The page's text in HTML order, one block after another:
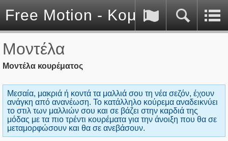
Free Motion - Κομμωτήριο -
Μοντέλα
Μοντέλα κουρέματος
Μεσαία, μακριά ή κοντά τα μαλλιά σου τη νέα σεζόν, έχουν
ανάγκη από ανανέωση. Το κατάλληλο κούρεμα αναδεικνύει
το στιλ των μαλλιών σου και σε βάζει στην καρδιά της
μόδας με τα πιο τρέντι κουρέματα για την άνοιξη που θα σε
μεταμορφώσουν και θα σε ανεβάσουν.